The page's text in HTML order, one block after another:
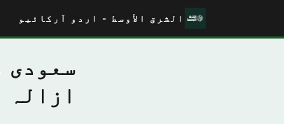
الشرق الأوسط - اردو آرکائیو
سعودی
ازالہ